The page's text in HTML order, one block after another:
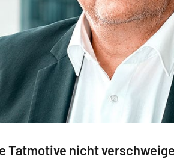
Tatmotive nicht